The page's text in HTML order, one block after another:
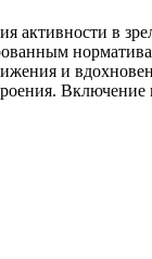
активности в
и